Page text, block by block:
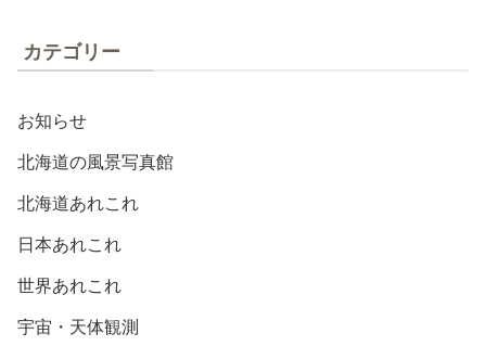
カテゴリー
お知らせ
北海道の風景写真館
北海道あれこれ
日本あれこれ
世界あれこれ
宇宙・天体観測